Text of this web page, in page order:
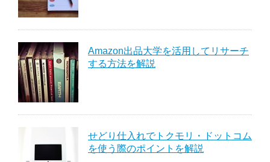
Amazon出品大学を活用してリサーチ
する方法を解説
せどり仕入れでトクモリ・ドットコム
を使う際のポイントを解説